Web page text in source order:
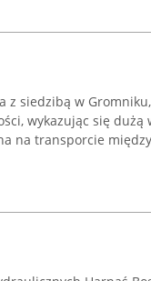
z siedzibą w
wykazując się
na transporcie